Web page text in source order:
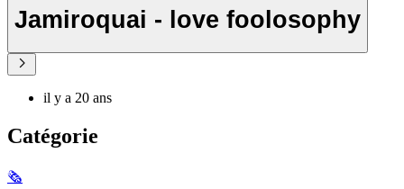
Jamiroquai - love foolosophy
il y a 20 ans
Catégorie
🗞